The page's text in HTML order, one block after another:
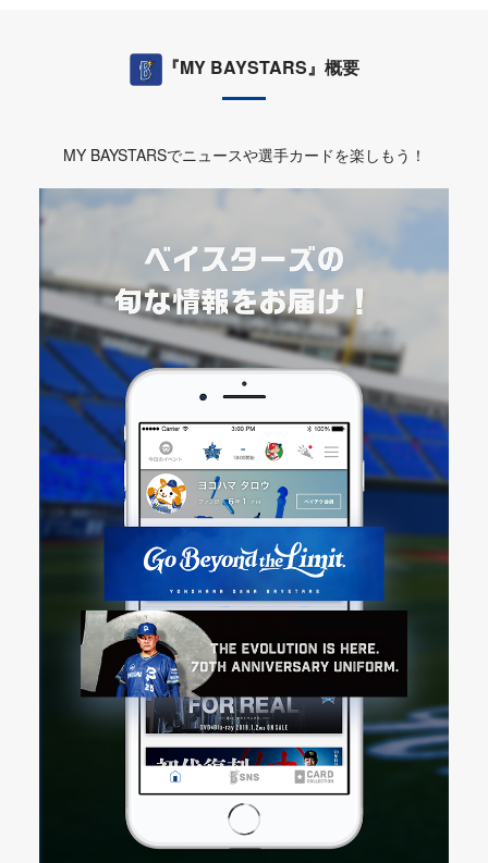
『MY BAYSTARS』概要
MY BAYSTARSでニュースや選手カードを楽しもう！